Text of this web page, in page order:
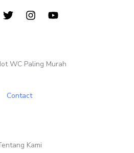
WC Paling Murah
Contact
Kami